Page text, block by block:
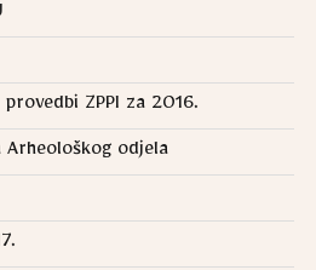
ZPPI za 2016.
Arheološkog odjela